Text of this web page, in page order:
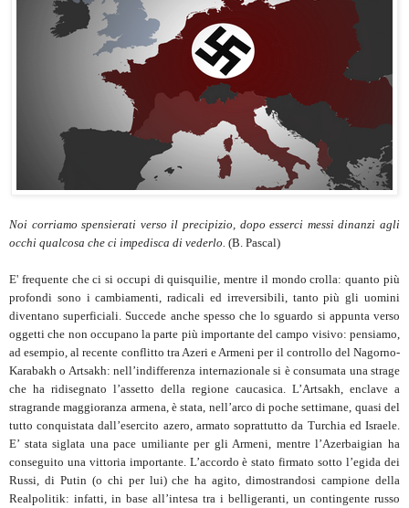
Noi corriamo spensierati verso il precipizio, dopo esserci messi dinanzi agli
occhi qualcosa che ci impedisca di vederlo. (B. Pascal)
E' frequente che ci si occupi di quisquilie, mentre il mondo crolla: quanto più
profondi sono i cambiamenti, radicali ed irreversibili, tanto più gli uomini
diventano superficiali. Succede anche spesso che lo sguardo si appunta verso
oggetti che non occupano la parte più importante del campo visivo: pensiamo,
ad esempio, al recente conflitto tra Azeri e Armeni per il controllo del Nagorno-
Karabakh o Artsakh: nell’indifferenza internazionale si è consumata una strage
che ha ridisegnato l’assetto della regione caucasica. L’Artsakh, enclave a
stragrande maggioranza armena, è stata, nell’arco di poche settimane, quasi del
tutto conquistata dall’esercito azero, armato soprattutto da Turchia ed Israele.
E’ stata siglata una pace umiliante per gli Armeni, mentre l’Azerbaigian ha
conseguito una vittoria importante. L’accordo è stato firmato sotto l’egida dei
Russi, di Putin (o chi per lui) che ha agito, dimostrandosi campione della
Realpolitik: infatti, in base all’intesa tra i belligeranti, un contingente russo